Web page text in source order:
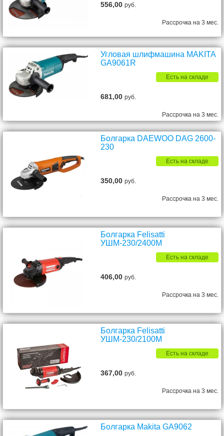
556,00руб.
Рассрочка на 3 мес.
Угловая шлифмашина MAKITA
GA9061R
Есть на складе
681,00руб.
Рассрочка на 3 мес.
Болгарка DAEWOO DAG 2600-
230
Есть на складе
350,00руб.
Рассрочка на 3 мес.
Болгарка Felisatti
УШМ-230/2400М
Есть на складе
406,00руб.
Рассрочка на 3 мес.
Болгарка Felisatti
УШМ-230/2100М
Есть на складе
367,00руб.
Рассрочка на 3 мес.
Болгарка Makita GA9062